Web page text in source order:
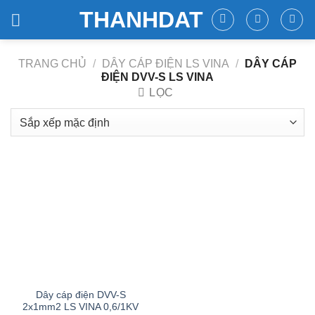
THANHDAT
TRANG CHỦ / DÂY CÁP ĐIỆN LS VINA /
DÂY CÁP
ĐIỆN DVV-S LS VINA
LỌC
Dây cáp điện DVV-S
2x1mm2 LS VINA 0,6/1KV